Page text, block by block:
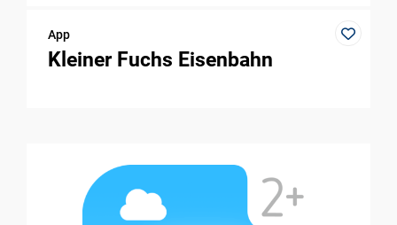
App
Kleiner Fuchs Eisenbahn